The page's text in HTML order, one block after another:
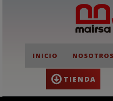
INICIO NOSOTROS
TIENDA